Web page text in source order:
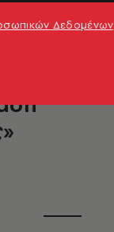
Δεδομένων